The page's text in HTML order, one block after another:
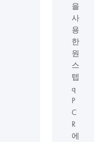
을
사
용
한
원
스
텝
q
P
C
R
에